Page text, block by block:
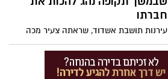
הגלילים במשאית האשפה... כפי שמתועד
חברתו
עירנות תושבת אשדוד, שראתה צעיר מכה
אישה בחוף אשדוד והתלוננה במשטרה,
הובילה לחשיפת מסכת התעללות בצעירה.
הצעיר הצליח להערים על המשטרה, תוך